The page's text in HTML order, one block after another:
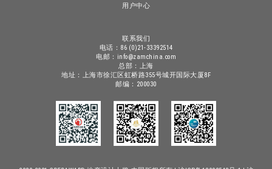
用户中心
联系我们
电话：86 (0)21-33392514
电邮：info@zamchina.com
总部：上海
地址：上海市徐汇区虹桥路355号城开国际大厦8F
邮编：200030